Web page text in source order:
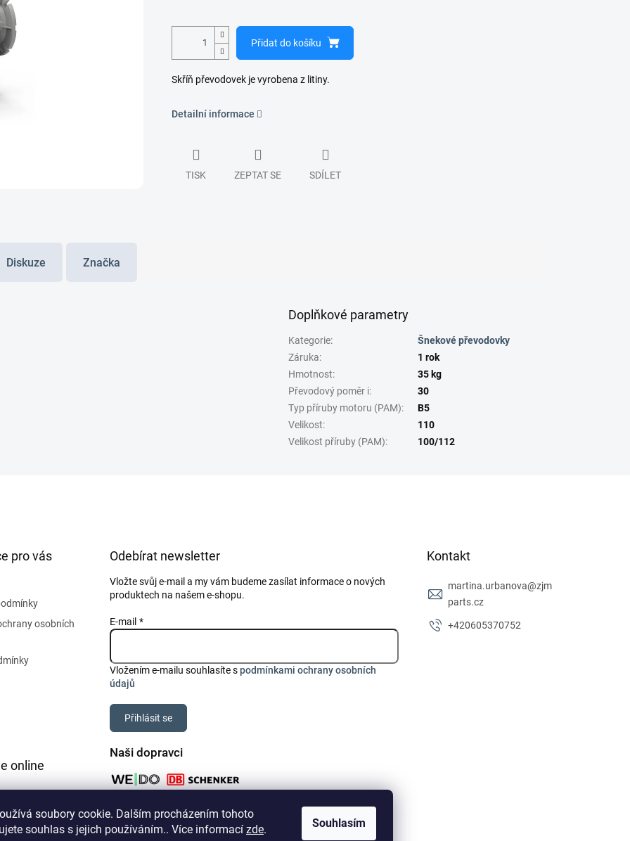
soubory cookie. Dalším procházením tohoto
souhlas s jejich používáním.. Více informací zde. Souhlasím
Přidat do košíku
Skříň převodovek je vyrobena z litiny.
Detailní informace
TISK ZEPTAT SE SDÍLET
Diskuze Značka
Doplňkové parametry
Kategorie:
Šnekové převodovky
Záruka:
1 rok
Hmotnost:
35 kg
Převodový poměr i:
30
Typ příruby motoru (PAM):
B5
Velikost:
110
Velikost příruby (PAM): 100/112
pro vás
osobních
Odebírat newsletter
Vložte svůj e-mail a my vám budeme zasílat informace o nových
produktech na našem e-shopu.
E-mail
Vložením e-mailu souhlasíte spodmínkami ochrany osobních
údajů
Přihlásit se
Kontakt
martina.urbanova@zjm
parts.cz
+420605370752
online
Naši dopravci